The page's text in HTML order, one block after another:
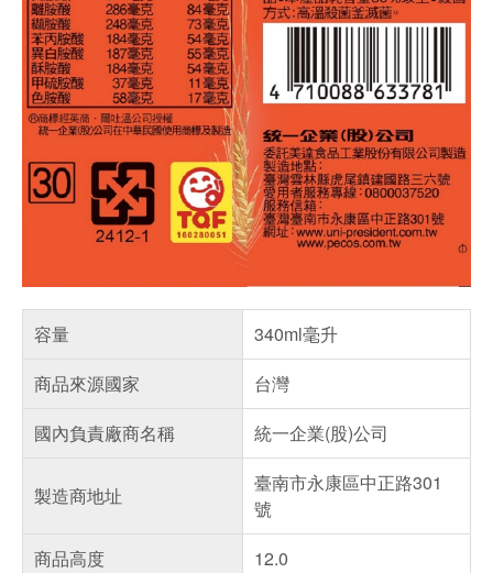
容量
340ml毫升
商品來源國家
台灣
國內負責廠商名稱
統一企業(股)公司
製造商地址
臺南市永康區中正路301
號
商品高度
12.0